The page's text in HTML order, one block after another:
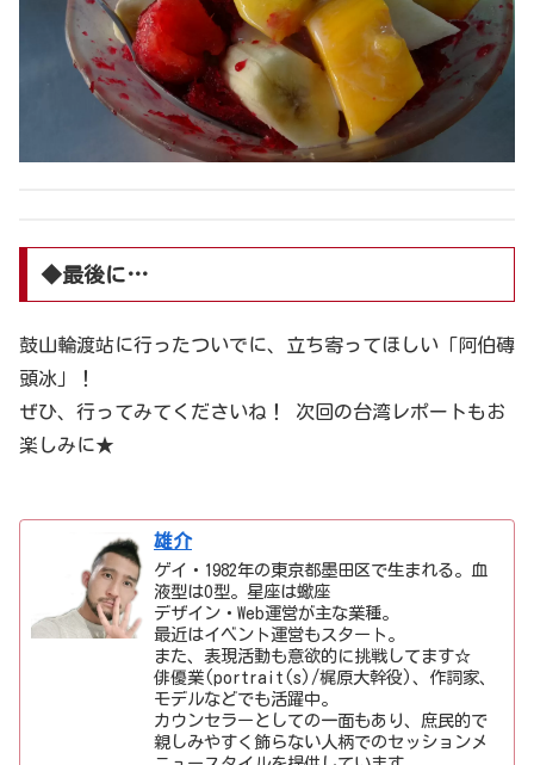
◆最後に…
鼓山輪渡站に行ったついでに、立ち寄ってほしい「阿伯磚
頭冰」！
ぜひ、行ってみてくださいね！ 次回の台湾レポートもお
楽しみに★
雄介
ゲイ・1982年の東京都墨田区で生まれる。血
液型はO型。星座は蠍座
デザイン・Web運営が主な業種。
最近はイベント運営もスタート。
また、表現活動も意欲的に挑戦してます☆
俳優業(portrait(s)/梶原大幹役)、作詞家、
モデルなどでも活躍中。
カウンセラーとしての一面もあり、庶民的で
親しみやすく飾らない人柄でのセッションメ